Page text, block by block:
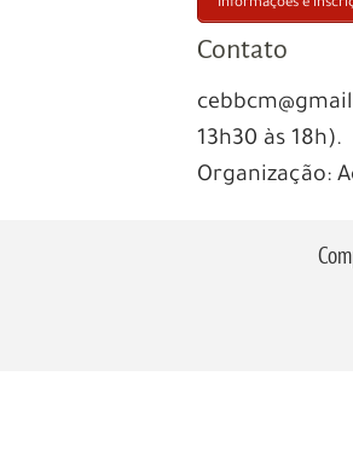
Informações e
Contato
13h30 às 18h).
Organização: